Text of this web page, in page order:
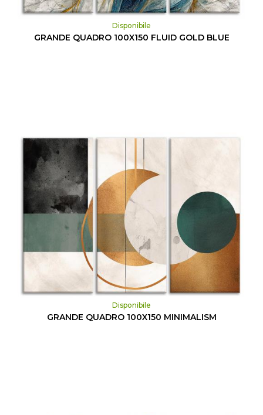
Disponibile
GRANDE QUADRO 100X150 FLUID GOLD BLUE
Disponibile
GRANDE QUADRO 100X150 MINIMALISM